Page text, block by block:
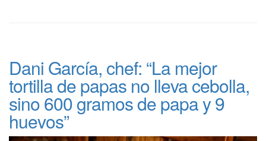
Dani García, chef: “La mejor
tortilla de papas no lleva cebolla,
sino 600 gramos de papa y 9
huevos”